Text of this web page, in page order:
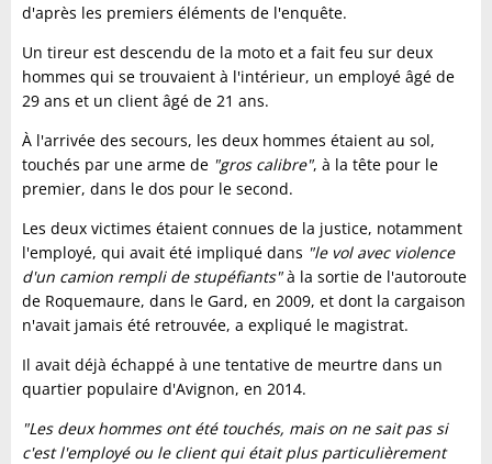
d'après les premiers éléments de l'enquête.
Un tireur est descendu de la moto et a fait feu sur deux
hommes qui se trouvaient à l'intérieur, un employé âgé de
29 ans et un client âgé de 21 ans.
À l'arrivée des secours, les deux hommes étaient au sol,
touchés par une arme de "gros calibre", à la tête pour le
premier, dans le dos pour le second.
Les deux victimes étaient connues de la justice, notamment
l'employé, qui avait été impliqué dans "le vol avec violence
d'un camion rempli de stupéfiants"à la sortie de l'autoroute
de Roquemaure, dans le Gard, en 2009, et dont la cargaison
n'avait jamais été retrouvée, a expliqué le magistrat.
Il avait déjà échappé à une tentative de meurtre dans un
quartier populaire d'Avignon, en 2014.
"Les deux hommes ont été touchés, mais on ne sait pas si
c'est l'employé ou le client qui était plus particulièrement